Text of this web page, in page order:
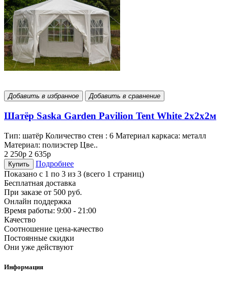
Добавить в избранное Добавить в сравнение
Шатёр Saska Garden Pavilion Tent White 2x2x2м
Тип: шатёр Количество стен : 6 Материал каркаса: металл
Материал: полиэстер Цве..
2 250р 2 635р
Купить
Подробнее
Показано с 1 по 3 из 3 (всего 1 страниц)
Бесплатная доставка
При заказе от 500 руб.
Онлайн поддержка
Время работы: 9:00 - 21:00
Качество
Cоотношение цена-качество
Постоянные скидки
Они уже действуют
Информация